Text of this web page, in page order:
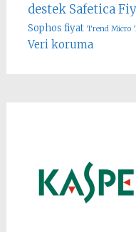
destek Safetica
Sophos fiyat Trend Micro
Veri koruma